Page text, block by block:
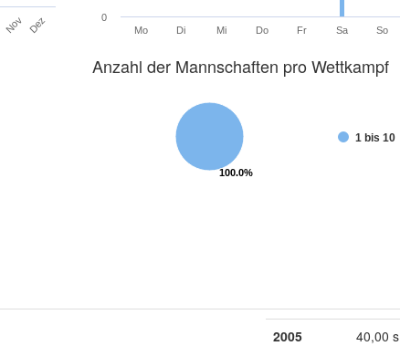
Nov Dez Mo Di Mi Do Fr Sa So
0
Anzahl der Mannschaften pro Wettkampf
100.0%
100.0%
1 bis 10
2005 40,00 s